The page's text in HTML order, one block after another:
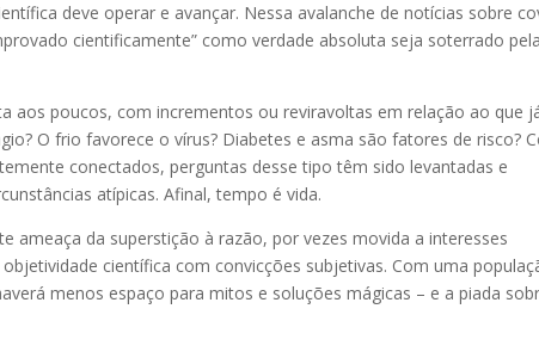
deve operar e avançar. Nessa avalanche de notícias sobre
cientificamente” como verdade absoluta seja soterrado pela
aos poucos, com incrementos ou reviravoltas em relação ao que
O frio favorece o vírus? Diabetes e asma são fatores de risco?
conectados, perguntas desse tipo têm sido levantadas e
atípicas. Afinal, tempo é vida.
ameaça da superstição à razão, por vezes movida a interesses
científica com convicções subjetivas. Com uma
menos espaço para mitos e soluções mágicas – e a piada